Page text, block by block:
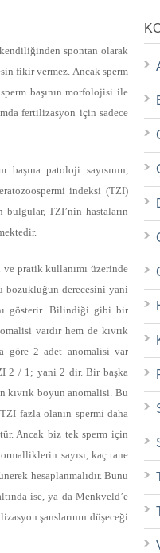
spontan olarak
fikir vermez. Ancak sperm
başının morfolojisi ile
fertilizasyon için sadece
patoloji sayısının,
indeksi (TZI)
bulgular, TZI’nin hastaların
ve pratik kullanımı üzerinde
bozukluğun derecesini yani
gösterir. Bilindiği gibi bir
vardır hem de kıvrık
göre 2 adet anomalisi var
2 / 1; yani 2 dir. Bir başka
kıvrık boyun anomalisi. Bu
fazla olanın spermi daha
Ancak biz tek sperm için
sayısı, kaç tane
hesaplanmalıdır. Bunu
ise, ya da Menkveld’e
şanslarının düşeceği